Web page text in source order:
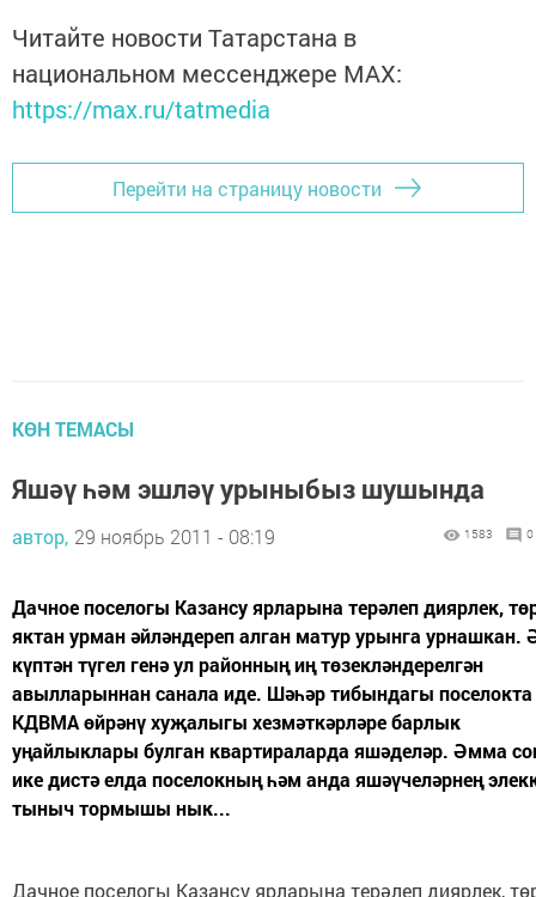
Читайте новости Татарстана в
национальном мессенджере MАХ:
https://max.ru/tatmedia
Перейти на страницу новости
КӨН ТЕМАСЫ
Яшәү һәм эшләү урыныбыз шушында
автор, 29 ноябрь 2011 - 08:19 1583 0
Дачное поселогы Казансу ярларына терәлеп диярлек,
яктан урман әйләндереп алган матур урынга урнашкан.
күптән түгел генә ул районның иң төзекләндерелгән
авылларыннан санала иде. Шәһәр тибындагы поселокта
КДВМА өйрәнү хуҗалыгы хезмәткәрләре барлык
уңайлыклары булган квартираларда яшәделәр. Әмма
ике дистә елда поселокның һәм анда яшәүчеләрнең
тыныч тормышы нык...
Дачное поселогы Казансу ярларына терәлеп диярлек,